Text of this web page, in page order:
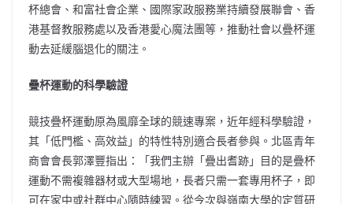
杯總會、和富社會企業、國際家政服務業持續發展聯會、香
港基督教服務處以及香港愛心魔法團等，推動社會以疊杯運
動去延緩腦退化的關注。
疊杯運動的科學驗證
競技疊杯運動原為風靡全球的競速專案，近年經科學驗證，
其「低門檻、高效益」的特性特別適合長者參與。北區青年
商會會長郭澤豐指出：「我們主辦「疊出耆跡」目的是疊杯
運動不需複雜器材或大型場地，長者只需一套專用杯子，即
可在家中或社群中心隨時練習。從今次與嶺南大學的定質研